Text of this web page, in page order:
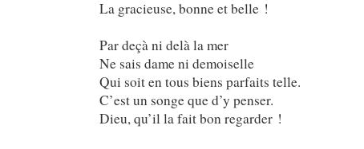
La gracieuse, bonne et belle !
Par deçà ni delà la mer
Ne sais dame ni demoiselle
Qui soit en tous biens parfaits telle.
C’est un songe que d’y penser.
Dieu, qu’il la fait bon regarder !